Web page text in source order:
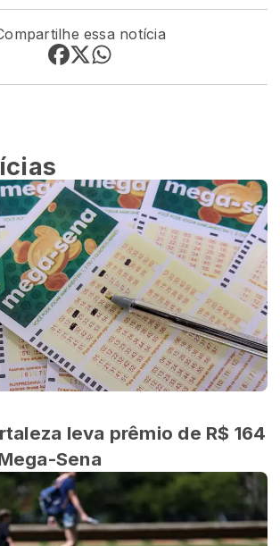
essa notícia
leva prêmio de R$ 164
Sena